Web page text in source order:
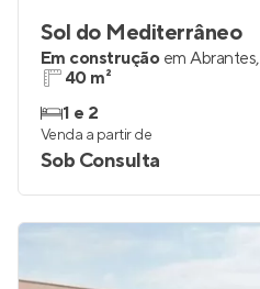
Sol do Mediterrâneo
Em construção em Abrantes,
40 m²
1 e 2
Venda a partir de
Sob Consulta